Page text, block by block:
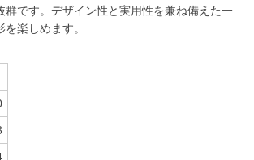
群です。デザイン性と実用性を兼ね備えた一
楽しめます。